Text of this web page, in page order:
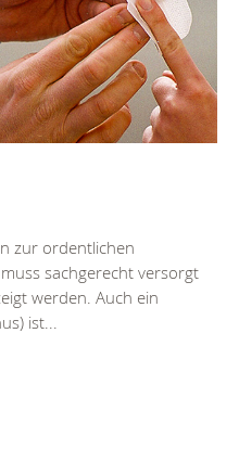
zur ordentlichen
sachgerecht versorgt
werden. Auch ein
ist...